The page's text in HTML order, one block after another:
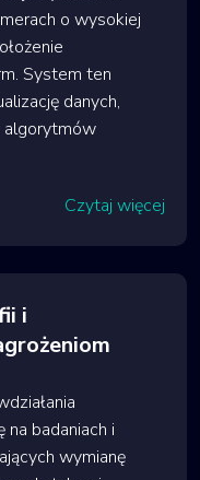
o wysokiej
System ten
danych,
algorytmów
Czytaj więcej
i
badaniach i
wymianę